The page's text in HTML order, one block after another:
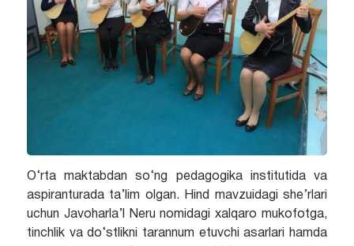
O‘rta maktabdan so‘ng pedagogika institutida va
aspiranturada ta’lim olgan. Hind mavzuidagi she’rlari
uchun Javoharla’l Neru nomidagi xalqaro mukofotga,
tinchlik va do‘stlikni tarannum etuvchi asarlari hamda